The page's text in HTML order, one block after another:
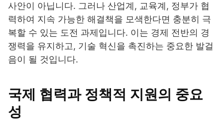
사안이 아닙니다. 그러나 산업계, 교육계, 정부가 협
력하여 지속 가능한 해결책을 모색한다면 충분히 극
복할 수 있는 도전 과제입니다. 이는 경제 전반의 경
쟁력을 유지하고, 기술 혁신을 촉진하는 중요한 발걸
음이 될 것입니다.
국제 협력과 정책적 지원의 중요
성